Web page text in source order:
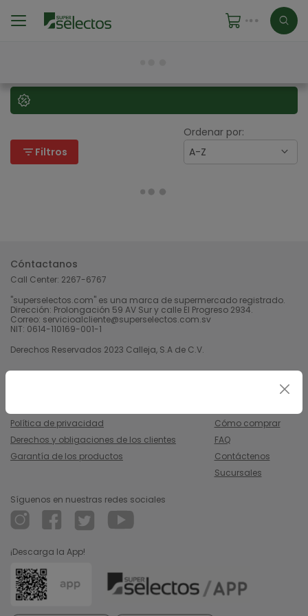
filter_list Filtros
Ordenar por:
A-Z
Cóntactanos
Call Center: 2267-6767
"superselectos.com" es una marca de supermercado registrado.
Dirección: Prolongación 59 AV Sur y calle El Progreso 2934.
Correo: servicioalcliente@superselectos.com.sv
NIT: 0614-110169-001-1
Derechos Reservados 2023 Calleja, S.A de C.V.
Política de privacidad
Derechos y obligaciones de los clientes
Garantía de los productos
Cómo comprar
FAQ
Contáctenos
Sucursales
Síguenos en nuestras redes sociales
¡Descarga la App!